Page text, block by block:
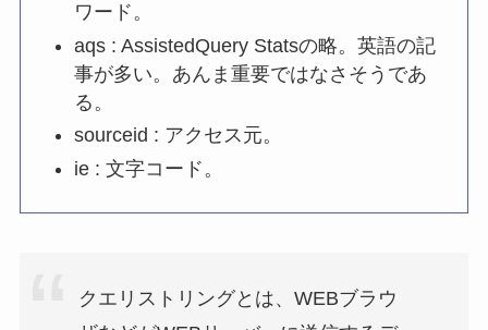
ワード。
aqs : AssistedQuery Statsの略。英語の記
事が多い。あんま重要ではなさそうであ
る。
sourceid : アクセス元。
ie : 文字コード。
クエリストリングとは、WEBブラウ